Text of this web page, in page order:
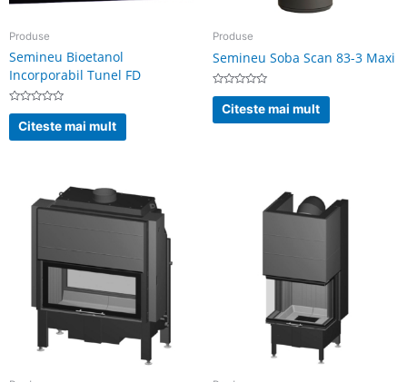
Produse
Semineu Bioetanol
Incorporabil Tunel FD
Evaluat
din
Citeste mai mult
Produse
Semineu Soba Scan 83-3 Maxi
Evaluat
din
Citeste mai mult